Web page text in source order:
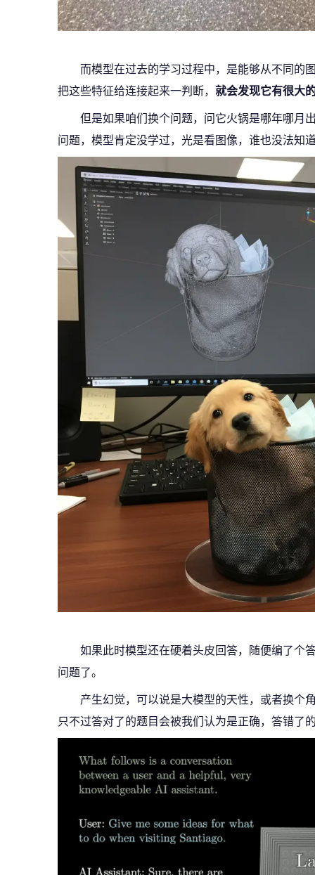
而模型在过去的学习过程中，是能够从不同的
把这些特征给连接起来一判断， 就会发现它有很大
但是如果咱们换个问题，问它火锅是哪年哪月
问题，模型肯定没学过，光是看图像，谁也没法知
如果此时模型还在硬着头皮回答，随便编了个
问题了。
产生幻觉，可以说是大模型的天性，或者换个
只不过答对了的题目会被我们认为是正确，答错了